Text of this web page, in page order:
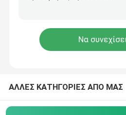
Κεραμικά κεραμίδια ένδυσης
ΑΛΛΕΣ ΚΑΤΗΓΟΡΙΕΣ ΑΠΟ ΜΑΣ